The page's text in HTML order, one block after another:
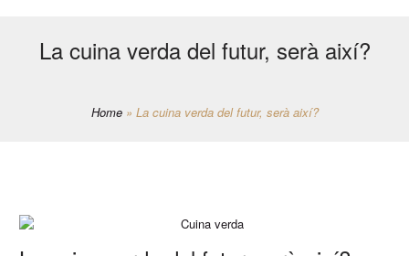
La cuina verda del futur, serà així?
Home » La cuina verda del futur, serà així?